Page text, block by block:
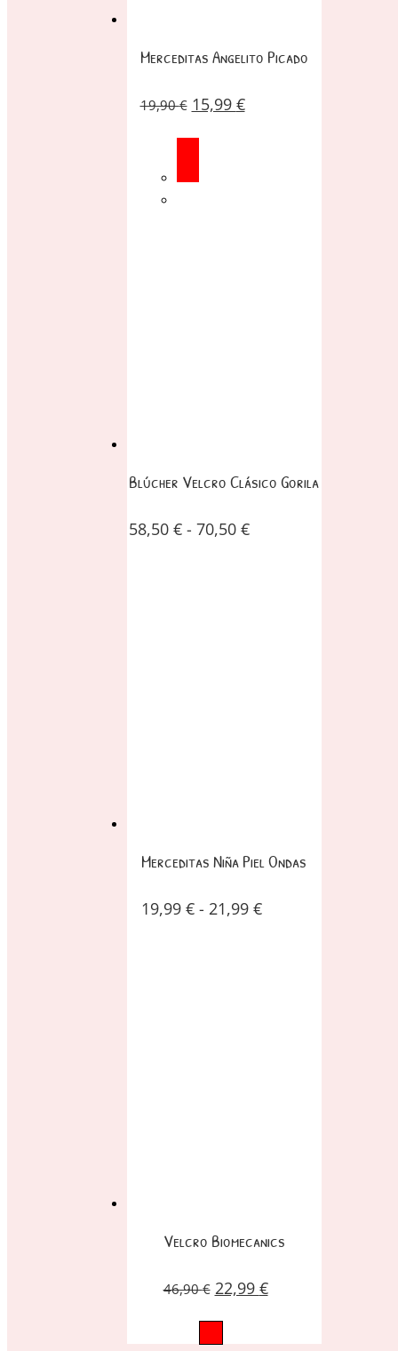
Merceditas Angelito Picado
19,90€ 15,99 €
Blúcher Velcro Clásico Gorila
58,50 € - 70,50 €
Merceditas Niña Piel Ondas
19,99 € - 21,99 €
Velcro Biomecanics
46,90€ 22,99 €